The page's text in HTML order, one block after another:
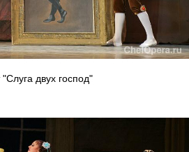
"Слуга двух господ"